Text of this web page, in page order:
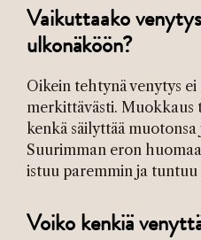
Vaikuttaako
ulkonäköön?
Oikein tehtynä venytys
merkittävästi.
kenkä säilyttää
Suurimman eron
istuu paremmin ja
Voiko kenkiä